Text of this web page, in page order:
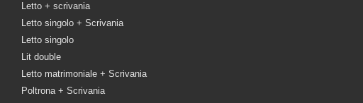
Letto + scrivania
Letto singolo + Scrivania
Letto singolo
Lit double
Letto matrimoniale + Scrivania
Poltrona + Scrivania